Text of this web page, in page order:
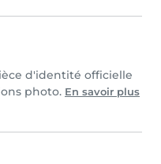
d'identité officielle
photo. En savoir plus